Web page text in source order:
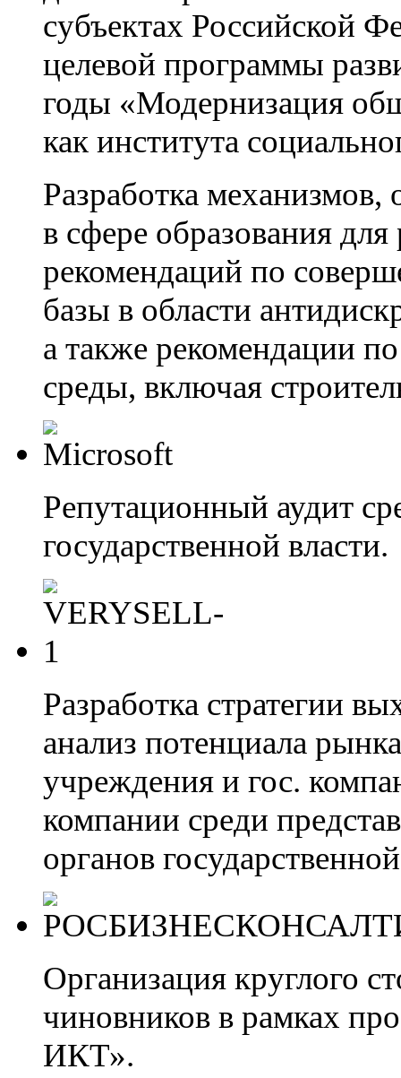
субъектах Российской
целевой программы
годы «Модернизация
как института
Разработка
в сфере образования
рекомендаций по
базы в области
а также рекомендации
среды, включая
Репутационный аудит
государственной власти.
Разработка стратегии
анализ потенциала
учреждения и гос.
компании среди
органов
Организация круглого
чиновников в рамках
ИКТ».